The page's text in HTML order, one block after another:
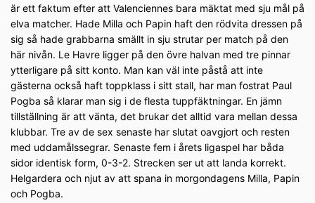
är ett faktum efter att Valenciennes bara mäktat med sju mål på
elva matcher. Hade Milla och Papin haft den rödvita dressen på
sig så hade grabbarna smällt in sju strutar per match på den
här nivån. Le Havre ligger på den övre halvan med tre pinnar
ytterligare på sitt konto. Man kan väl inte påstå att inte
gästerna också haft toppklass i sitt stall, har man fostrat Paul
Pogba så klarar man sig i de flesta tuppfäktningar. En jämn
tillställning är att vänta, det brukar det alltid vara mellan dessa
klubbar. Tre av de sex senaste har slutat oavgjort och resten
med uddamålssegrar. Senaste fem i årets ligaspel har båda
sidor identisk form, 0-3-2. Strecken ser ut att landa korrekt.
Helgardera och njut av att spana in morgondagens Milla, Papin
och Pogba.